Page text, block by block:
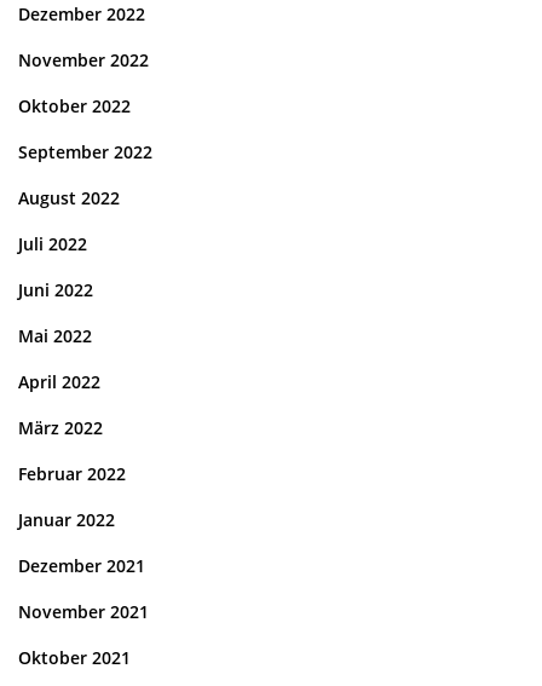
Dezember 2022
November 2022
Oktober 2022
September 2022
August 2022
Juli 2022
Juni 2022
Mai 2022
April 2022
März 2022
Februar 2022
Januar 2022
Dezember 2021
November 2021
Oktober 2021